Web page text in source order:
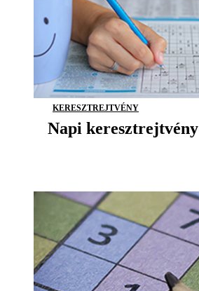
KERESZTREJTVÉNY
Napi keresztrejtvény